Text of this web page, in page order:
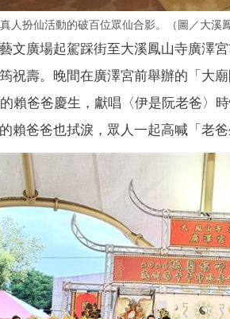
人扮仙活動的破百位眾仙合影。（圖／大溪
文廣場起駕踩街至大溪鳳山寺廣澤
祝壽。晚間在廣澤宮前舉辦的「大
賴爸爸慶生，獻唱〈伊是阮老爸〉
賴爸爸也拭淚，眾人一起高喊「老